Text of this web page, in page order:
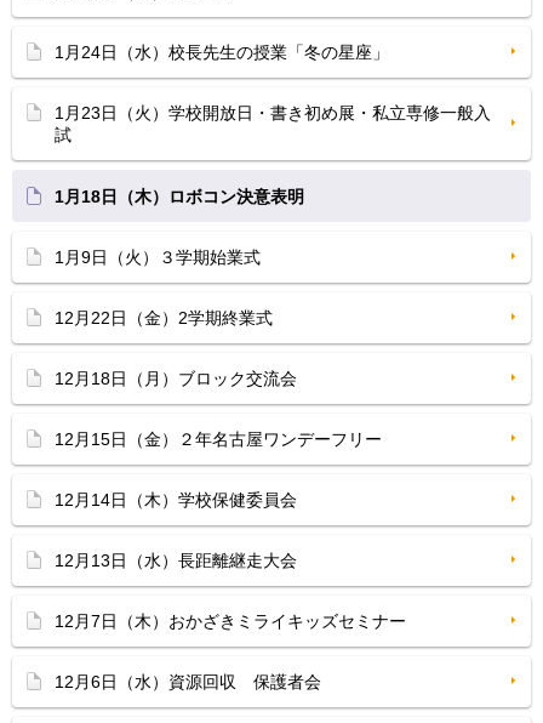
1月24日（水）校長先生の授業「冬の星座」
1月23日（火）学校開放日・書き初め展・私立専修一般入
試
1月18日（木）ロボコン決意表明
1月9日（火）３学期始業式
12月22日（金）2学期終業式
12月18日（月）ブロック交流会
12月15日（金）２年名古屋ワンデーフリー
12月14日（木）学校保健委員会
12月13日（水）長距離継走大会
12月7日（木）おかざきミライキッズセミナー
12月6日（水）資源回収 保護者会